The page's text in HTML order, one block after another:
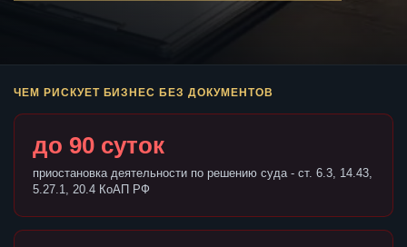
ЧЕМ РИСКУЕТ БИЗНЕС БЕЗ ДОКУМЕНТОВ
до 90 суток
приостановка деятельности по решению суда - ст. 6.3, 14.43,
5.27.1, 20.4 КоАП РФ